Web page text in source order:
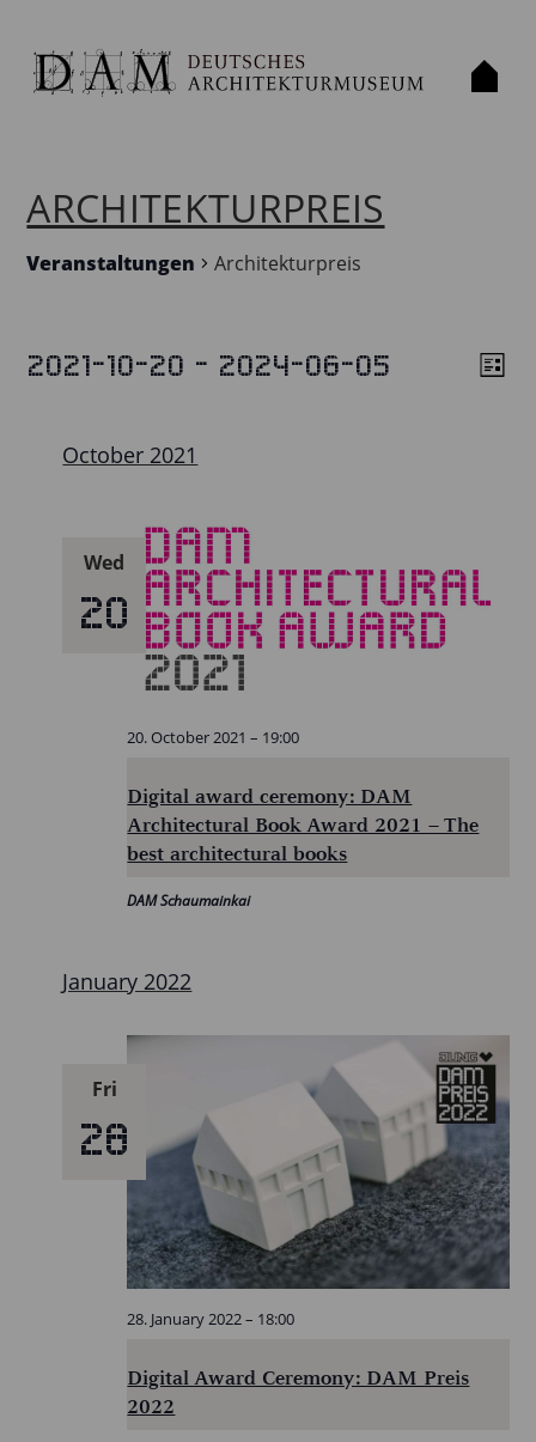
ARCHITEKTURPREIS
Veranstaltungen Architekturpreis
VERANSTALTUNGEN List
2021-10-20 - 2024-06-05
date.October 2021
Wed
20
Digital award ceremony: DAM
Architectural Book Award 2021 – The
best architectural books
20. October 2021 – 19:00
DAM Schaumainkai
January 2022
Fri
28
Digital Award Ceremony: DAM Preis
2022
28. January 2022 – 18:00